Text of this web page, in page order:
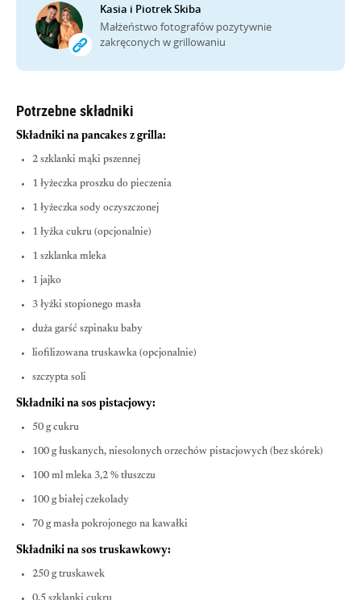
Kasia i Piotrek Skiba
Małżeństwo fotografów pozytywnie
zakręconych w grillowaniu
Potrzebne składniki
Składniki na pancakes z grilla:
2 szklanki mąki pszennej
1 łyżeczka proszku do pieczenia
1 łyżeczka sody oczyszczonej
1 łyżka cukru (opcjonalnie)
1 szklanka mleka
1 jajko
3 łyżki stopionego masła
duża garść szpinaku baby
liofilizowana truskawka (opcjonalnie)
szczypta soli
Składniki na sos pistacjowy:
50 g cukru
100 g łuskanych, niesolonych orzechów pistacjowych (bez skórek)
100 ml mleka 3,2 % tłuszczu
100 g białej czekolady
70 g masła pokrojonego na kawałki
Składniki na sos truskawkowy:
250 g truskawek
0,5 szklanki cukru